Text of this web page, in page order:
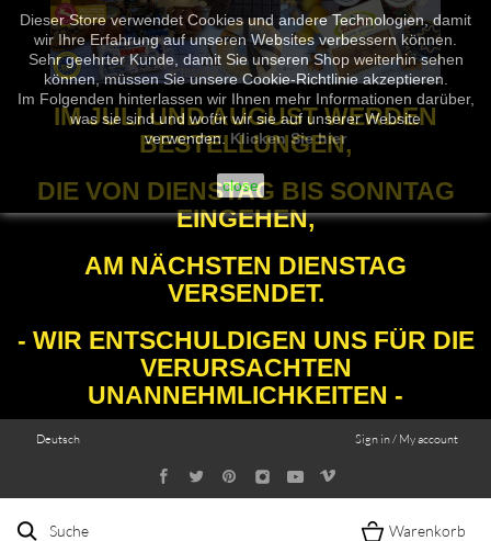
Dieser Store verwendet Cookies und andere Technologien, damit
wir Ihre Erfahrung auf unseren Websites verbessern können.
Sehr geehrter Kunde, damit Sie unseren Shop weiterhin sehen
können, müssen Sie unsere Cookie-Richtlinie akzeptieren.
Im Folgenden hinterlassen wir Ihnen mehr Informationen darüber,
was sie sind und wofür wir sie auf unserer Website
verwenden.Klicken Sie hier
close
IM JULI UND AUGUST WERDEN
BESTELLUNGEN,
DIE VON DIENSTAG BIS SONNTAG
EINGEHEN,
AM NÄCHSTEN DIENSTAG
VERSENDET.
- WIR ENTSCHULDIGEN UNS FÜR DIE
VERURSACHTEN
UNANNEHMLICHKEITEN -
Sign in / My account
Deutsch
Suche Warenkorb